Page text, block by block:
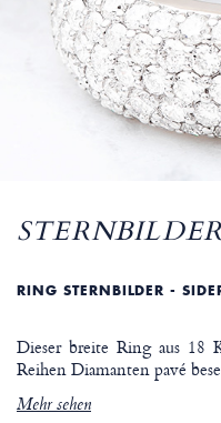
RING STERNBILDER -
Dieser breite Ring aus
Reihen Diamanten pavé
Mehr sehen